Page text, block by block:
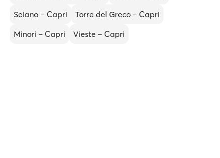
Seiano – Capri
Torre del Greco – Capri
Minori – Capri
Vieste – Capri